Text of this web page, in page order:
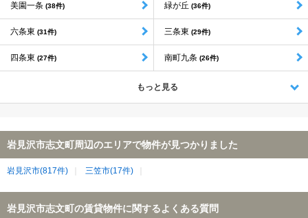
美園一条 (38件) 緑が丘 (36件)
六条東 (31件) 三条東 (29件)
四条東 (27件) 南町九条 (26件)
もっと見る
岩見沢市志文町周辺のエリアで物件が見つかりました
岩見沢市(817件) 三笠市(17件)
岩見沢市志文町の賃貸物件に関するよくある質問